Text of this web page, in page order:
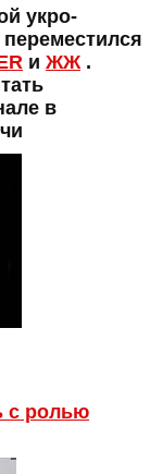
укро-
и ЖЖ.
в
с ролью